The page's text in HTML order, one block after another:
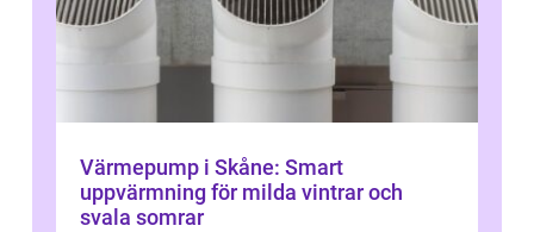
Värmepump i Skåne: Smart
uppvärmning för milda vintrar och
svala somrar